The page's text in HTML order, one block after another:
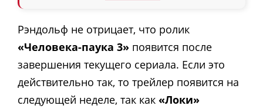
Рэндольф не отрицает, что ролик
«Человека-паука 3» появится после
завершения текущего сериала. Если это
действительно так, то трейлер появится на
следующей неделе, так как «Локи»